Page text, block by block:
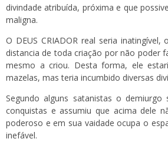
divindade atribuída, próxima e que
maligna.
O DEUS CRIADOR real seria inatingível,
distancia de toda criação por não poder
mesmo a criou. Desta forma, ele
mazelas, mas teria incumbido diversas
Segundo alguns satanistas o demiurgo
conquistas e assumiu que acima dele
poderoso e em sua vaidade ocupa o
inefável.